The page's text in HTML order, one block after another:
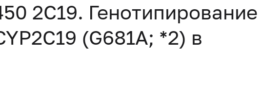
2C19. Генотипирование
(G681A; *2) в